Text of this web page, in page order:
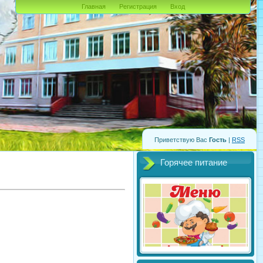
Приветствую Вас Гость | RSS
Главная Регистрация Вход
Горячее питание